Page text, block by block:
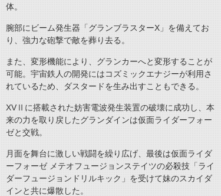
体。
腕部にビーム発生器「グランブラスターX」を備えてお
り、強力な砲撃で敵を葬り去る。
また、変形機能により、グランカーへと変形することが
可能。宇宙鉄人の開発にはコズミックエナジーが利用さ
れているため、ダスタードを生み出すこともできる。
XVⅡに搭載された妨害電波発生装置の破壊に成功し、本
来の力を取り戻したグランダインは仮面ライダーフォー
ゼと交戦。
月面を舞台に激しい戦闘を繰り広げ、最後は仮面ライダ
ーフォーゼ メテオフュージョンステイツの必殺技「ライ
ダーフュージョンドリルキック」を受けて妹のスカイダ
インと共に爆散した。